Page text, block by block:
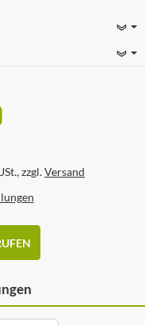
zzgl.Versand